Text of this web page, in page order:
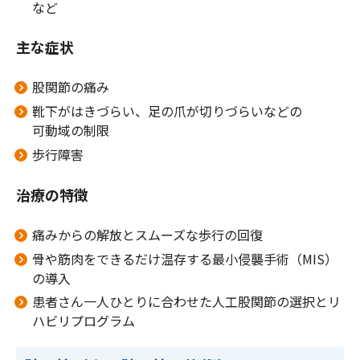
など
主な症状
股関節の痛み
靴下がはきづらい、足の爪が切りづらいなどの
可動域の制限
歩行障害
治療の特徴
痛みからの解放とスムーズな歩行の回復
骨や筋肉をできるだけ温存する最小侵襲手術（MIS）
の導入
患者さん一人ひとりに合わせた人工股関節の選択とリ
ハビリプログラム